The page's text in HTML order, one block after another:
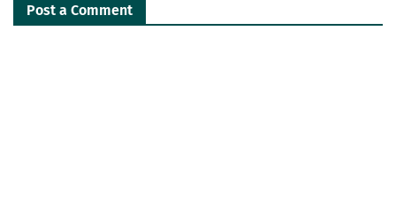
Post a Comment